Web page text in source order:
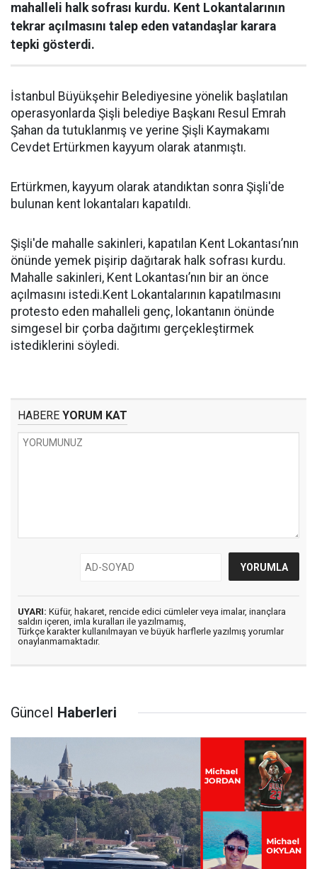
mahalleli halk sofrası kurdu. Kent Lokantalarının
tekrar açılmasını talep eden vatandaşlar karara
tepki gösterdi.
İstanbul Büyükşehir Belediyesine yönelik başlatılan
operasyonlarda Şişli belediye Başkanı Resul Emrah
Şahan da tutuklanmış ve yerine Şişli Kaymakamı
Cevdet Ertürkmen kayyum olarak atanmıştı.
Ertürkmen, kayyum olarak atandıktan sonra Şişli'de
bulunan kent lokantaları kapatıldı.
Şişli'de mahalle sakinleri, kapatılan Kent Lokantası’nın
önünde yemek pişirip dağıtarak halk sofrası kurdu.
Mahalle sakinleri, Kent Lokantası’nın bir an önce
açılmasını istedi.Kent Lokantalarının kapatılmasını
protesto eden mahalleli genç, lokantanın önünde
simgesel bir çorba dağıtımı gerçekleştirmek
istediklerini söyledi.
HABERE YORUM KAT
UYARI: Küfür, hakaret, rencide edici cümleler veya imalar, inançlara
saldırı içeren, imla kuralları ile yazılmamış,
Türkçe karakter kullanılmayan ve büyük harflerle yazılmış yorumlar
onaylanmamaktadır.
Güncel Haberleri